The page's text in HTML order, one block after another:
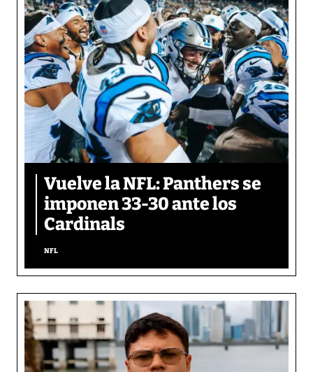
Vuelve la NFL: Panthers se
imponen 33-30 ante los
Cardinals
NFL